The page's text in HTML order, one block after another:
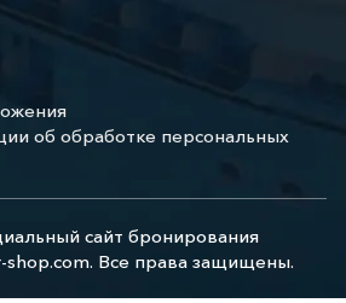
об обработке персональных
сайт бронирования
shop.com. Все права защищены.